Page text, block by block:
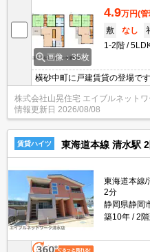
画像：35枚
4.9万円(管
敷
なし
1-2階
横砂中町に戸建賃貸の登場です
株式会社山晃住宅 エイブルネット
情報更新日 2026/08/08
賃貸ハイツ 東海道本線 清水駅
東海道本線
2分
静岡県静岡
築10年
2